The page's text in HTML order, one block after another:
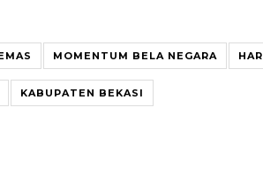
MOMENTUM BELA NEGARA
KABUPATEN BEKASI